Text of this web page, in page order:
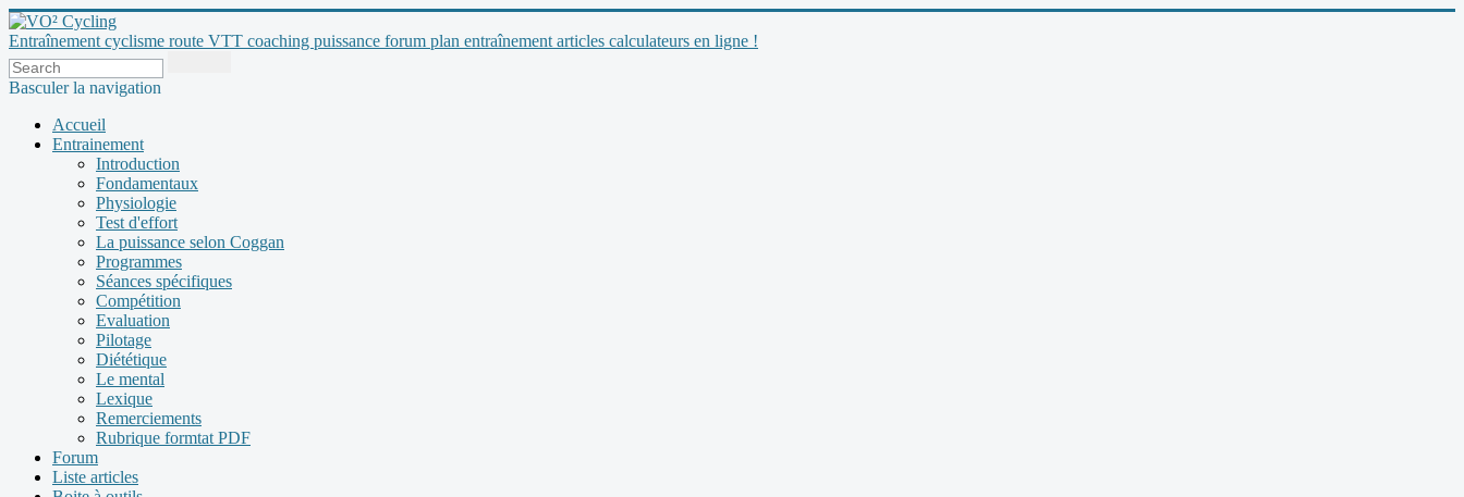
Entraînement cyclisme route VTT coaching puissance forum plan entraînement articles calculateurs en ligne !
Basculer la navigation
Accueil
Entrainement
Introduction
Fondamentaux
Physiologie
Test d'effort
La puissance selon Coggan
Programmes
Séances spécifiques
Compétition
Evaluation
Pilotage
Diététique
Le mental
Lexique
Remerciements
Rubrique formtat PDF
Forum
Liste articles